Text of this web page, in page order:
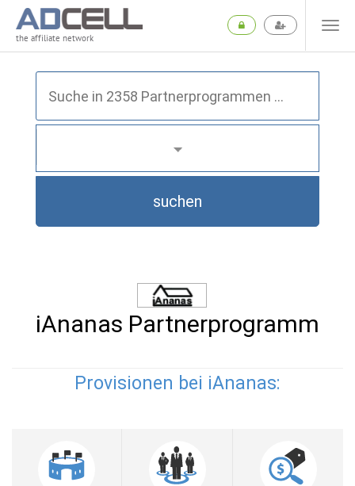
the affiliate network
suchen
iAnanas Partnerprogramm
Provisionen bei iAnanas: